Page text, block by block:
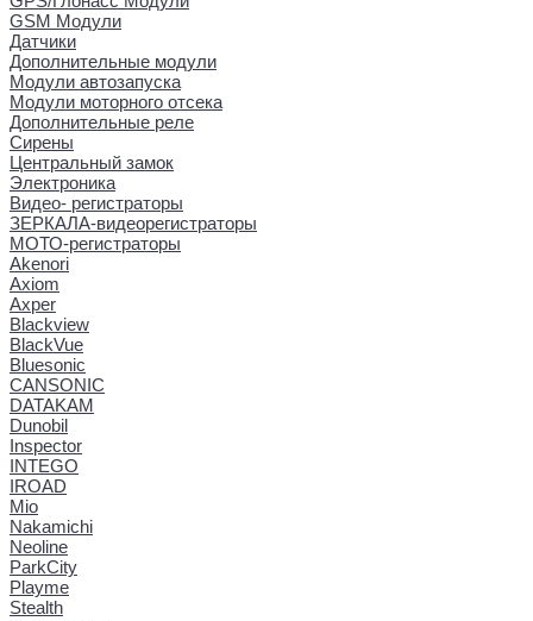
GSM Модули
Датчики
Дополнительные модули
Модули автозапуска
Модули моторного отсека
Дополнительные реле
Сирены
Центральный замок
Электроника
Видео- регистраторы
ЗЕРКАЛА-видеорегистраторы
МОТО-регистраторы
Akenori
Axiom
Axper
Blackview
BlackVue
Bluesonic
CANSONIC
DATAKAM
Dunobil
Inspector
INTEGO
IROAD
Mio
Nakamichi
Neoline
ParkCity
Playme
Stealth